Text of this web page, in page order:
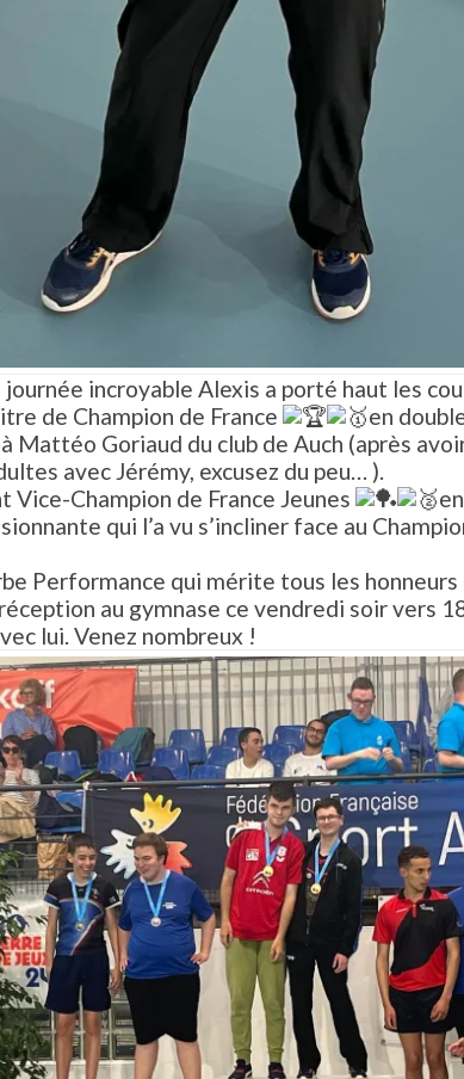
journée incroyable Alexis a porté haut les
de Champion de France
en
Mattéo Goriaud du club de Auch (après
avec Jérémy, excusez du peu… ).
Vice-Champion de France Jeunes
qui l’a vu s’incliner face au
Performance qui mérite tous les
au gymnase ce vendredi soir vers
lui. Venez nombreux !